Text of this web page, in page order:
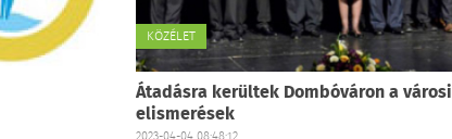
Átadásra kerültek Dombóváron a városi
elismerések
KÖZÉLET